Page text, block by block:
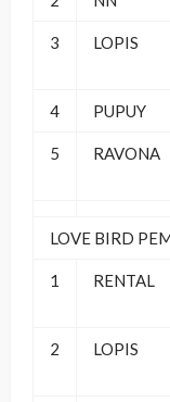
3 LOPIS
4 PUPUY
5 RAVONA
LOVE BIRD
1 RENTAL
2 LOPIS